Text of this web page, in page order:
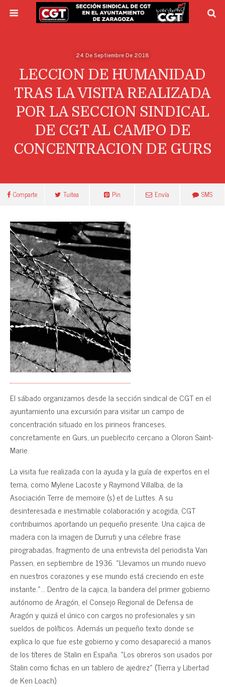
24 De Septiembre De 2018
LECCION DE HUMANIDAD
TRAS LA VISITA REALIZADA
POR LA SECCION SINDICAL
DE CGT AL CAMPO DE
CONCENTRACION DE GURS
Comparte Tuitea Pin Envía SMS
El sábado organizamos desde la sección sindical de CGT en el
ayuntamiento una excursión para visitar un campo de
concentración situado en los pirineos franceses,
concretamente en Gurs, un pueblecito cercano a Oloron Saint-
Marie.
La visita fue realizada con la ayuda y la guía de expertos en el
tema, como Mylene Lacoste y Raymond Villalba, de la
Asociación Terre de memoire (s) et de Luttes. A su
desinteresada e inestimable colaboración y acogida, CGT
contribuimos aportando un pequeño presente. Una cajica de
madera con la imagen de Durruti y una célebre frase
pirograbadas, fragmento de una entrevista del periodista Van
Passen, en septiembre de 1936. «Llevamos un mundo nuevo
en nuestros corazones y ese mundo está creciendo en este
instante.»… Dentro de la cajica, la bandera del primer gobierno
autónomo de Aragón, el Consejo Regional de Defensa de
Aragón y quizá el único con cargos no profesionales y sin
sueldos de políticos. Además un pequeño texto donde se
explica lo que fue este gobierno y como desapareció a manos
de los títeres de Stalin en España. «Los obreros son usados por
Stalin como fichas en un tablero de ajedrez» (Tierra y Libertad
de Ken Loach).